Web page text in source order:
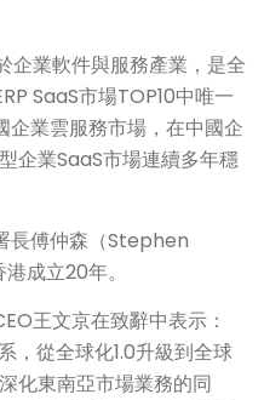
企業軟件與服務產業，是全
SaaS市場TOP10中唯一
企業雲服務市場，在中國企
企業SaaS市場連續多年穩
長傅仲森（Stephen
成立20年。
王文京在致辭中表示：
，從全球化1.0升級到全球
化東南亞市場業務的同